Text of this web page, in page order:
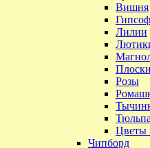
Вишня
Лилии
Розы
Цветы
Чипборд